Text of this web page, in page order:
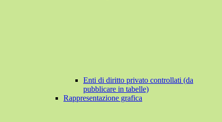
Enti di diritto privato controllati (da
pubblicare in tabelle)
Rappresentazione grafica